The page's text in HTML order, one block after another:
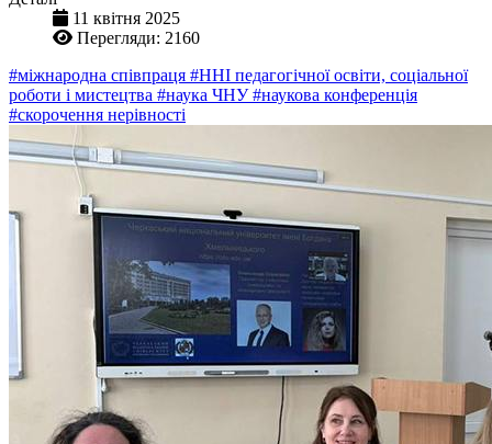
11 квітня 2025
Перегляди: 2160
#міжнародна співпраця #ННІ педагогічної освіти, соціальної
роботи і мистецтва #наука ЧНУ#наукова конференція
#скорочення нерівності